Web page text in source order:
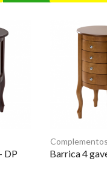
DP
Complementos
Barrica 4